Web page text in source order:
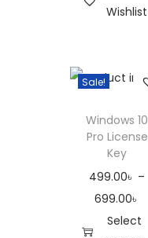
Wishlist
Sale!
Windows 10
Pro License
Key
499.00৳ –
699.00৳
Select